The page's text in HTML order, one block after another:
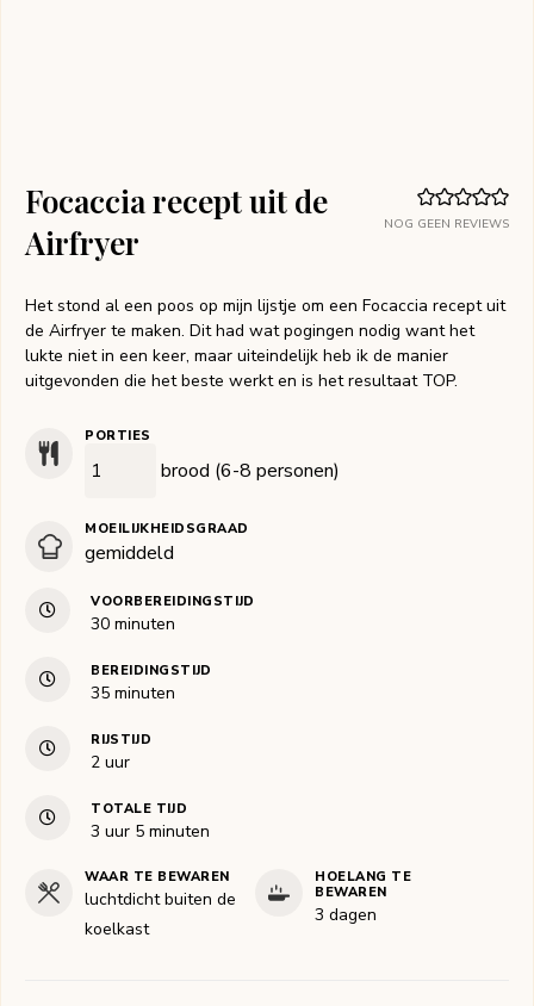
NOG GEEN REVIEWS
Focaccia recept uit de
Airfryer
Het stond al een poos op mijn lijstje om een Focaccia recept uit
de Airfryer te maken. Dit had wat pogingen nodig want het
lukte niet in een keer, maar uiteindelijk heb ik de manier
uitgevonden die het beste werkt en is het resultaat TOP.
PORTIES
brood (6-8 personen)
MOEILIJKHEIDSGRAAD
gemiddeld
VOORBEREIDINGSTIJD
30minuten
minuten
BEREIDINGSTIJD
35minuten
minuten
RIJSTIJD
2uur
uur
TOTALE TIJD
3 uur
uur 5minuten
minuten
WAAR TE BEWAREN
luchtdicht buiten de
koelkast
HOELANG TE
BEWAREN
3 dagen